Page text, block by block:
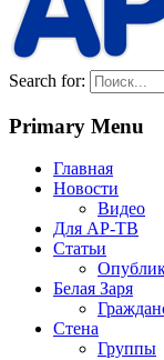
Search for:
Primary Menu
Главная
Новости
Видео
Для АР-ТВ
Статьи
Белая Заря
Стена
Группы